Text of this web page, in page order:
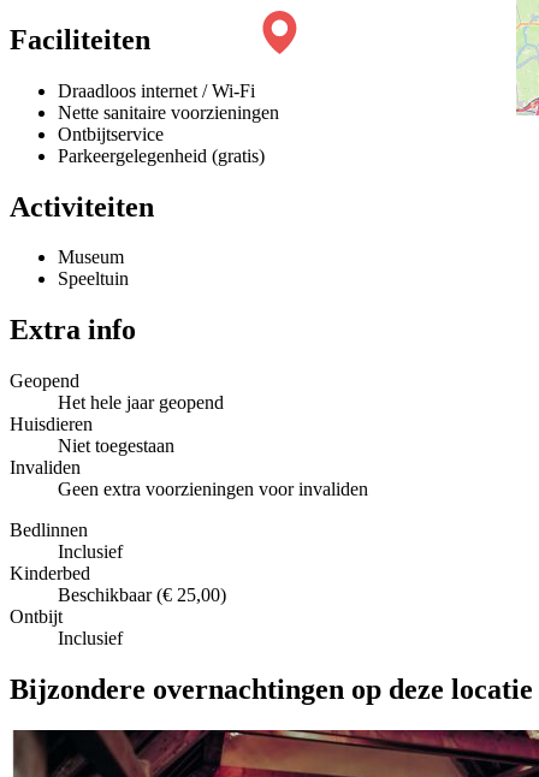
Faciliteiten
Draadloos internet / Wi-Fi
Nette sanitaire voorzieningen
Ontbijtservice
Parkeergelegenheid (gratis)
Activiteiten
Museum
Speeltuin
Extra info
Geopend
Het hele jaar geopend
Huisdieren
Niet toegestaan
Invaliden
Geen extra voorzieningen voor invaliden
Bedlinnen
Inclusief
Kinderbed
Beschikbaar (€ 25,00)
Ontbijt
Inclusief
Bijzondere overnachtingen op deze locatie